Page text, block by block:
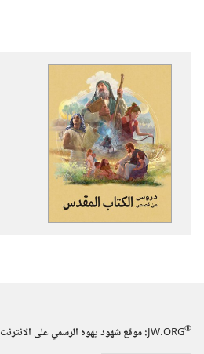
JW.ORG®
:‏ موقع شهود يهوه الرسمي على الانترنت